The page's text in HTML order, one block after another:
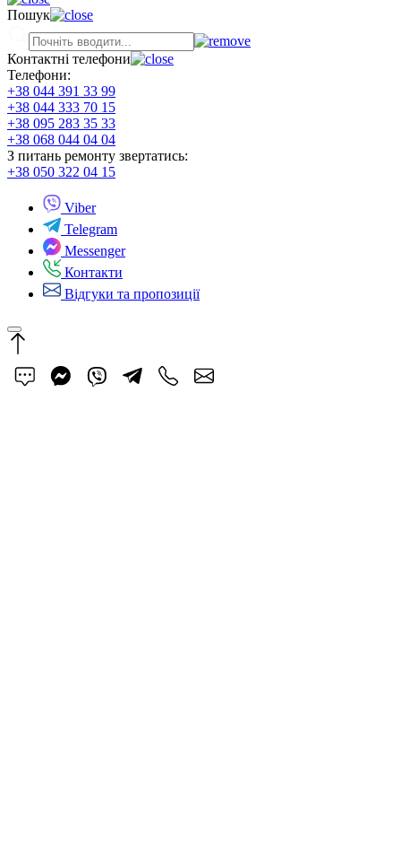
Пошук
Контактні телефони
Телефони:
+38 044 391 33 99
+38 044 333 70 15
+38 095 283 35 33
+38 068 044 04 04
З питань ремонту звертатись:
+38 050 322 04 15
Viber
Telegram
Messenger
Контакти
Відгуки та пропозиції